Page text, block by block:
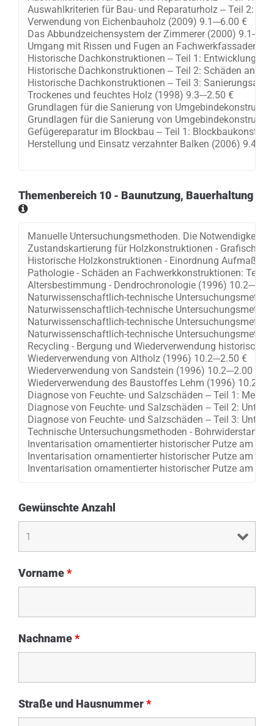
Themenbereich 10 - Baunutzung, Bauerhaltung
Gewünschte Anzahl
Vorname*
Nachname*
Straße und Hausnummer*